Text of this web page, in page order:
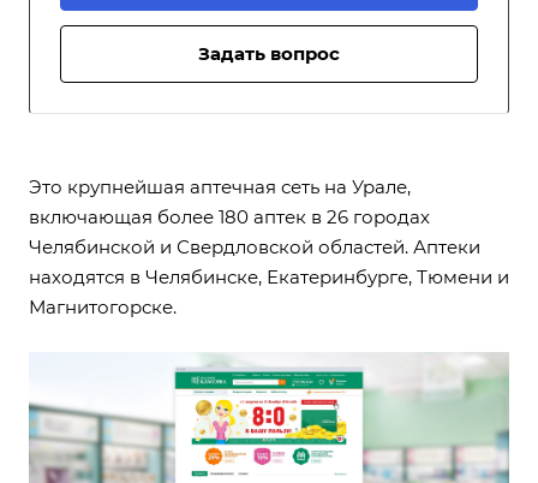
Задать вопрос
Это крупнейшая аптечная сеть на Урале,
включающая более 180 аптек в 26 городах
Челябинской и Свердловской областей. Аптеки
находятся в Челябинске, Екатеринбурге, Тюмени и
Магнитогорске.